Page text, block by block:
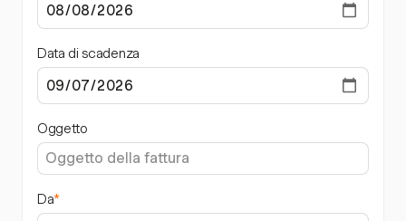
Data di scadenza
Oggetto
Da*